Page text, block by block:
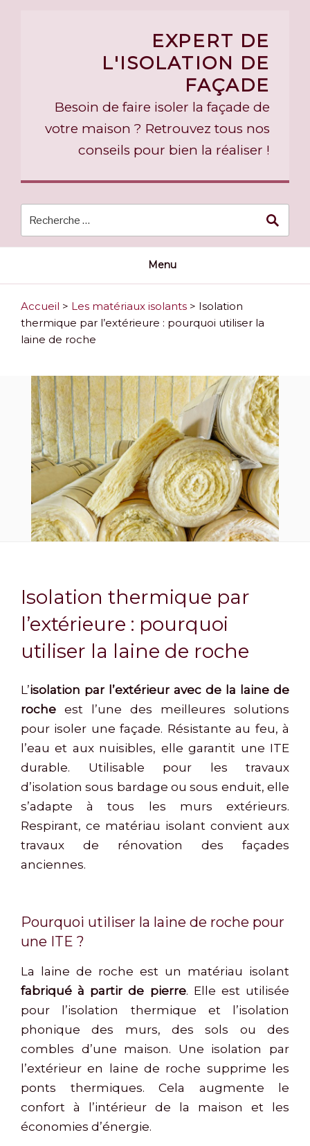
EXPERT DE
L'ISOLATION DE
FAÇADE
Besoin de faire isoler la façade de
votre maison ? Retrouvez tous nos
conseils pour bien la réaliser !
Menu
Accueil > Les matériaux isolants > Isolation
thermique par l’extérieure : pourquoi utiliser la
laine de roche
Isolation thermique par
l’extérieure : pourquoi
utiliser la laine de roche
L’isolation par l’extérieur avec de la laine de
roche est l’une des meilleures solutions
pour isoler une façade. Résistante au feu, à
l’eau et aux nuisibles, elle garantit une ITE
durable. Utilisable pour les travaux
d’isolation sous bardage ou sous enduit, elle
s’adapte à tous les murs extérieurs.
Respirant, ce matériau isolant convient aux
travaux de rénovation des façades
anciennes.
Pourquoi utiliser la laine de roche pour
une ITE ?
La laine de roche est un matériau isolant
fabriqué à partir de pierre. Elle est utilisée
pour l’isolation thermique et l’isolation
phonique des murs, des sols ou des
combles d’une maison. Une isolation par
l’extérieur en laine de roche supprime les
ponts thermiques. Cela augmente le
confort à l’intérieur de la maison et les
économies d’énergie.